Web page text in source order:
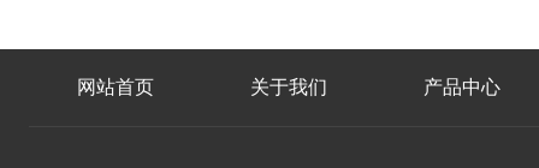
网站首页 关于我们 产品中心